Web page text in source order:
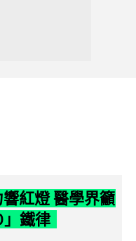
紅燈 醫學界籲
鐵律